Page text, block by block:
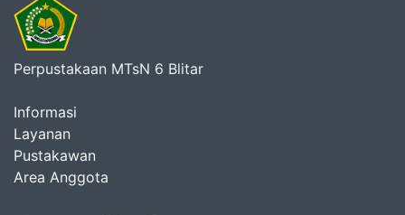
Perpustakaan MTsN 6 Blitar
Informasi
Layanan
Pustakawan
Area Anggota